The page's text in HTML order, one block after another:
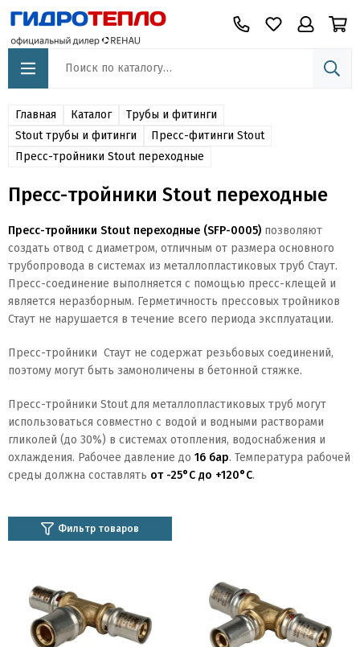
Главная Каталог
Трубы и фитинги
Stout трубы и фитинги
Пресс-фитинги Stout
Пресс-тройники Stout переходные
Пресс-тройники Stout переходные
Пресс-тройники Stout переходные (SFP-0005) позволяют
создать отвод с диаметром, отличным от размера основного
трубопровода в системах из металлопластиковых труб Стаут.
Пресс-соединение выполняется с помощью пресс-клещей и
является неразборным. Герметичность прессовых тройников
Стаут не нарушается в течение всего периода эксплуатации.
Пресс-тройники Стаут не содержат резьбовых соединений,
поэтому могут быть замоноличены в бетонной стяжке.
Пресс-тройники Stout для металлопластиковых труб могут
использоваться совместно с водой и водными растворами
гликолей (до 30%) в системах отопления, водоснабжения и
охлаждения. Рабочее давление до 16 бар. Температура рабочей
среды должна составлять от -25°C до +120°C.
Фильтр товаров